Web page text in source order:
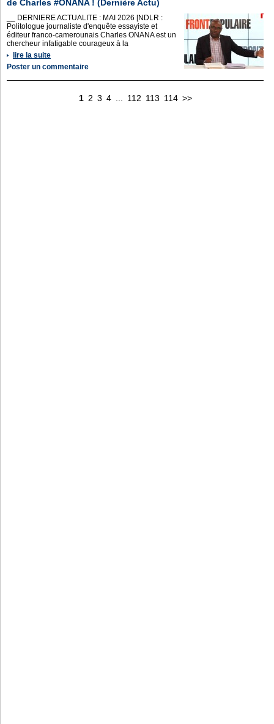
de Charles #ONANA ! (Dernière Actu)
__ DERNIERE ACTUALITE : MAI 2026 [NDLR :
Politologue journaliste d'enquête essayiste et
éditeur franco-camerounais Charles ONANA est un
chercheur infatigable courageux à la
lire la suite
Poster un commentaire
1 2 3 4 112 113 114 >>